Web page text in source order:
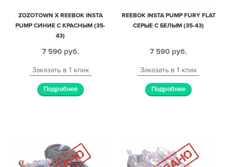
ZOZOTOWN X REEBOK INSTA
PUMP СИНИЕ С КРАСНЫМ (35-
43)
7 590 руб.
Заказать в 1 клик
Подробнее
REEBOK INSTA PUMP FURY FLAT
СЕРЫЕ С БЕЛЫМ (35-43)
7 590 руб.
Заказать в 1 клик
Подробнее